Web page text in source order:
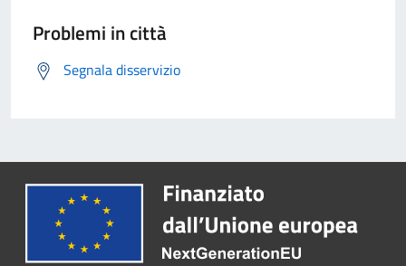
Problemi in città
Segnala disservizio